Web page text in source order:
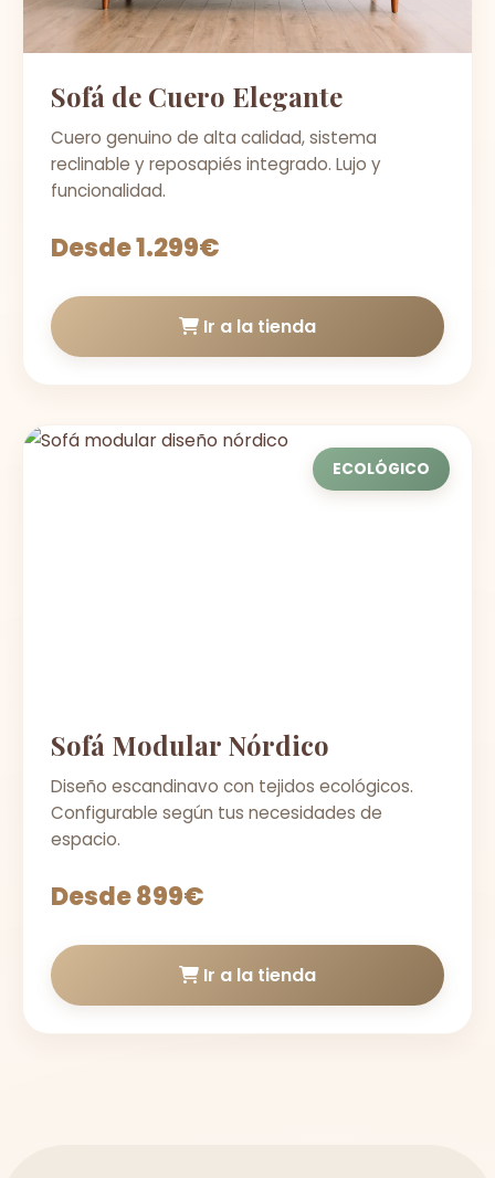
Sofá de Cuero Elegante
Cuero genuino de alta calidad, sistema
reclinable y reposapiés integrado. Lujo y
funcionalidad.
Desde 1.299€
Ir a la tienda
ECOLÓGICO
Sofá Modular Nórdico
Diseño escandinavo con tejidos ecológicos.
Configurable según tus necesidades de
espacio.
Desde 899€
Ir a la tienda